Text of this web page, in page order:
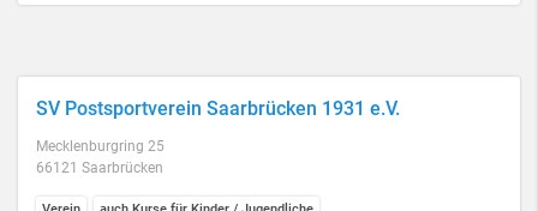
SV Postsportverein Saarbrücken 1931 e.V.
Mecklenburgring 25
66121 Saarbrücken